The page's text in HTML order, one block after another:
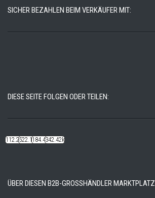
SICHER BEZAHLEN BEIM VERKÄUFER MIT:
DIESE SEITE FOLGEN ODER TEILEN:
112.22k522.14k184.48k342.42k
ÜBER DIESEN B2B-GROSSHÄNDLER MARKTPLATZ